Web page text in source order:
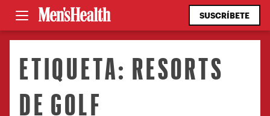
SUSCRÍBETE
ETIQUETA: RESORTS
DE GOLF